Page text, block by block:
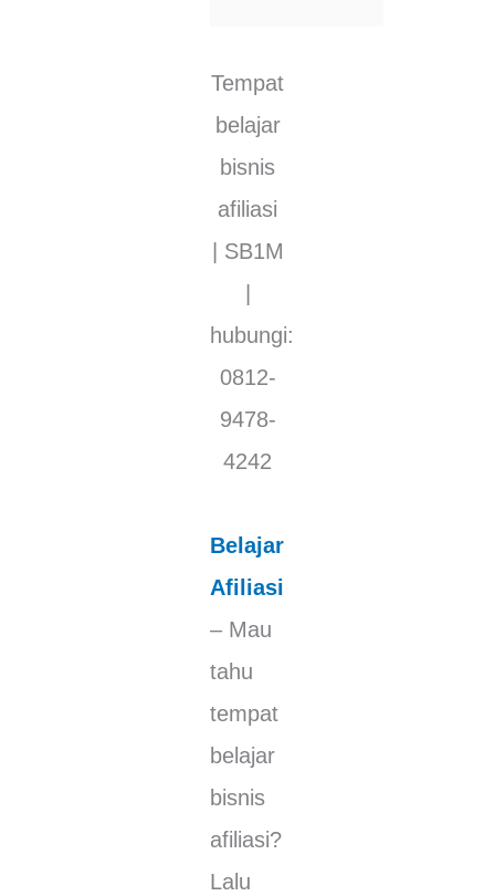
Tempat
belajar
bisnis
afiliasi
| SB1M
hubungі:
0812-
9478-
4242
Belajar
Afiliasi
– Mau
tahu
tempat
belajar
bisnis
аfіlіаѕі?
Lalu